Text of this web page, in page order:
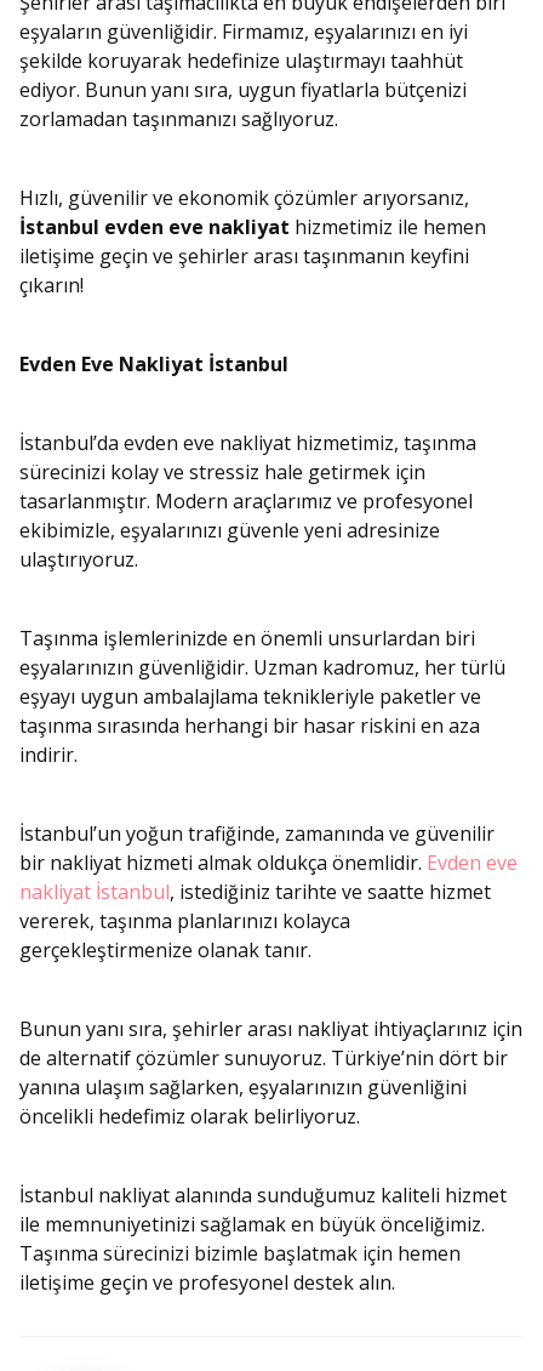
eşyaların güvenliğidir. Firmamız, eşyalarınızı en iyi
şekilde koruyarak hedefinize ulaştırmayı taahhüt
ediyor. Bunun yanı sıra, uygun fiyatlarla bütçenizi
zorlamadan taşınmanızı sağlıyoruz.
Hızlı, güvenilir ve ekonomik çözümler arıyorsanız,
İstanbul evden eve nakliyat hizmetimiz ile hemen
iletişime geçin ve şehirler arası taşınmanın keyfini
çıkarın!
Evden Eve Nakliyat İstanbul
İstanbul’da evden eve nakliyat hizmetimiz, taşınma
sürecinizi kolay ve stressiz hale getirmek için
tasarlanmıştır. Modern araçlarımız ve profesyonel
ekibimizle, eşyalarınızı güvenle yeni adresinize
ulaştırıyoruz.
Taşınma işlemlerinizde en önemli unsurlardan biri
eşyalarınızın güvenliğidir. Uzman kadromuz, her türlü
eşyayı uygun ambalajlama teknikleriyle paketler ve
taşınma sırasında herhangi bir hasar riskini en aza
indirir.
İstanbul’un yoğun trafiğinde, zamanında ve güvenilir
bir nakliyat hizmeti almak oldukça önemlidir. Evden eve
nakliyat İstanbul, istediğiniz tarihte ve saatte hizmet
vererek, taşınma planlarınızı kolayca
gerçekleştirmenize olanak tanır.
Bunun yanı sıra, şehirler arası nakliyat ihtiyaçlarınız için
de alternatif çözümler sunuyoruz. Türkiye’nin dört bir
yanına ulaşım sağlarken, eşyalarınızın güvenliğini
öncelikli hedefimiz olarak belirliyoruz.
İstanbul nakliyat alanında sunduğumuz kaliteli hizmet
ile memnuniyetinizi sağlamak en büyük önceliğimiz.
Taşınma sürecinizi bizimle başlatmak için hemen
iletişime geçin ve profesyonel destek alın.